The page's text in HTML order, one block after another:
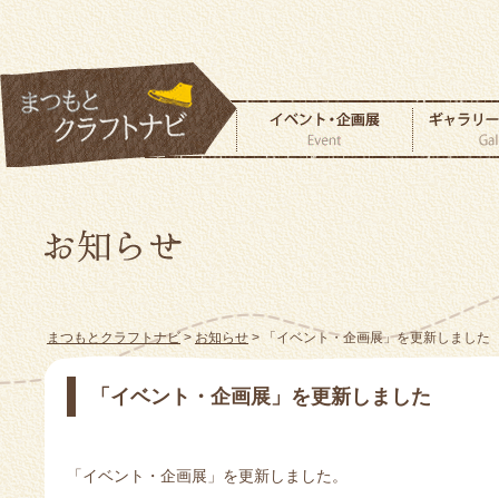
まつもとクラフトナビ>お知らせ> 「イベント・企画展」を更新しました
「イベント・企画展」を更新しました
「イベント・企画展」を更新しました。